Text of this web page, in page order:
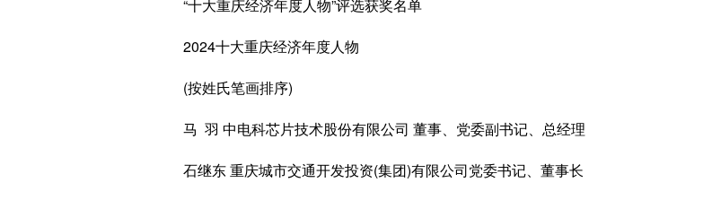
“十大重庆经济年度人物”评选获奖名单
2024十大重庆经济年度人物
(按姓氏笔画排序)
马 羽 中电科芯片技术股份有限公司 董事、党委副书记、总经理
石继东 重庆城市交通开发投资(集团)有限公司党委书记、董事长